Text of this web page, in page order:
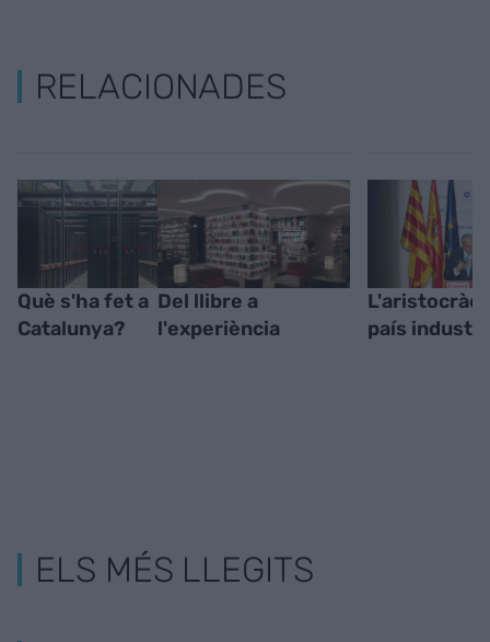
RELACIONADES
Què s'ha fet a
Catalunya?
Del llibre a
l'experiència
país
ELS MÉS LLEGITS